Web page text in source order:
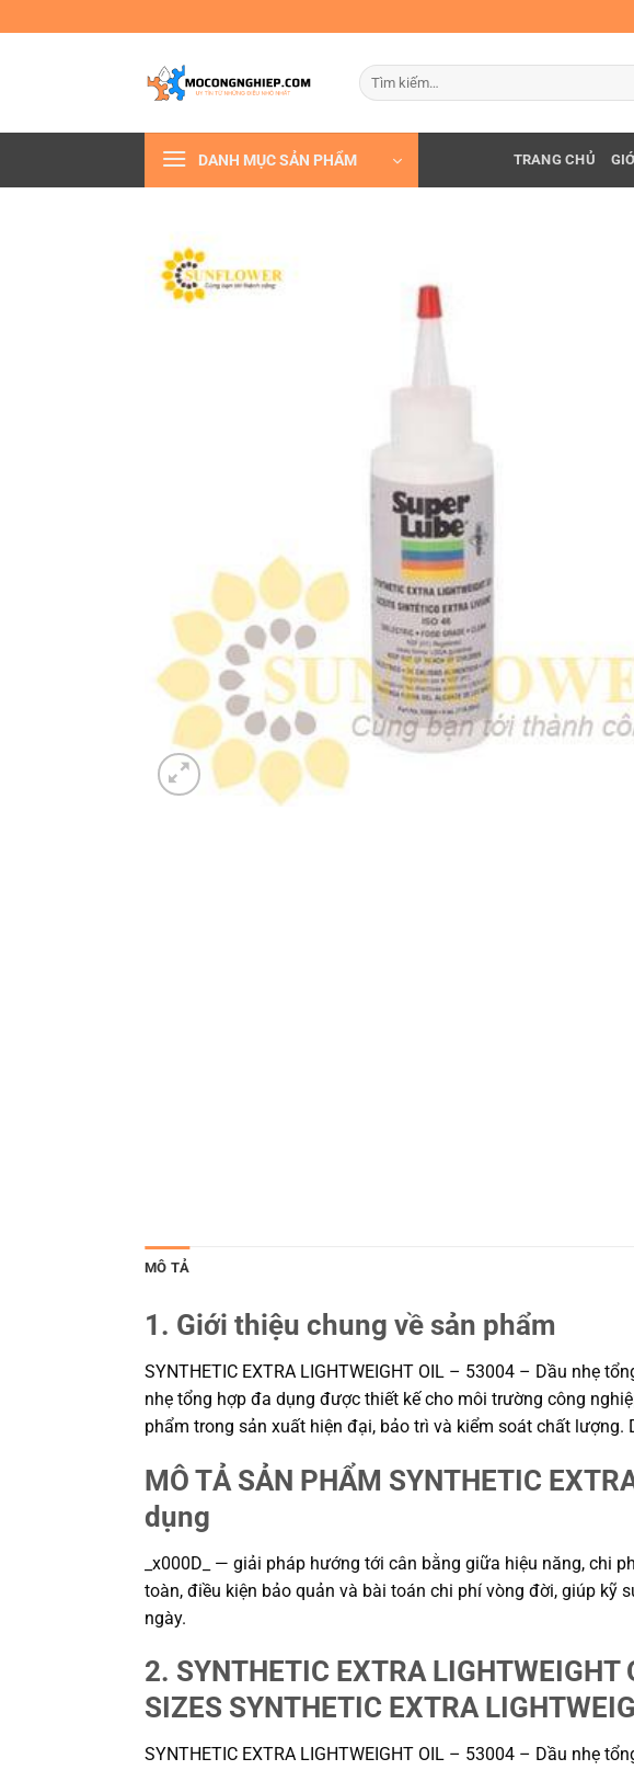
qua
Tìm
kiếm:
DANH MỤC SẢN PHẨM TRANG CHỦ
MÔ TẢ
1. Giới thiệu chung về sản phẩm
SYNTHETIC EXTRA LIGHTWEIGHT OIL – 53004 – Dầu nhẹ
nhẹ tổng hợp đa dụng được thiết kế cho môi trường công
phẩm trong sản xuất hiện đại, bảo trì và kiểm soát chất
MÔ TẢ SẢN PHẨM SYNTHETIC
dụng
_x000D_ — giải pháp hướng tới cân bằng giữa hiệu năng, chi
toàn, điều kiện bảo quản và bài toán chi phí vòng đời, giúp kỹ
ngày.
2. SYNTHETIC EXTRA
SIZES SYNTHETIC EXTRA
SYNTHETIC EXTRA LIGHTWEIGHT OIL – 53004 – Dầu nhẹ